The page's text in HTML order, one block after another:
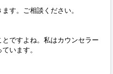
す。ご相談ください。
ですよね。私はカウンセラー
います。